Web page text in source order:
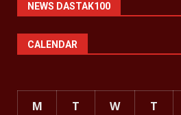
NEWS DASTAK100
CALENDAR
M T W T